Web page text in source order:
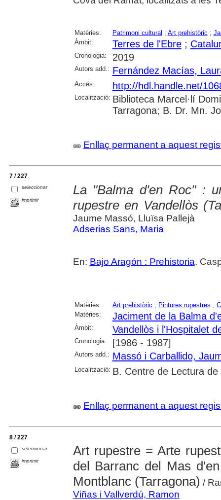
Matèries: Patrimoni cultural ; Art prehistòric ;
Àmbit:
Terres de l'Ebre;
Cronologia: 2019
Autors add.: Fernández Macías,
Accés: http://hdl.handle.net/
Localització: Biblioteca Marcel·lí
Tarragona; B. Dr. Mn.
Enllaç permanent a aquest
7 / 227
seleccionar
imprimir
La "Balma d'en Roc" :
rupestre en Vandellòs
Jaume Massó, Lluïsa Pallejà
Adserias Sans, Maria
En: Bajo Aragón : Prehistoria.
Matèries: Art prehistòric ; Pintures rupestres ;
Matèries:
Jaciment de la Balma
Àmbit: Vandellòs i l'Hospitalet
Cronologia: [1986 - 1987]
Autors add.: Massó i Carballido,
Localització: B. Centre de Lectura
Enllaç permanent a aquest
8 / 227
seleccionar
imprimir
Art rupestre = Arte
del Barranc del Mas
Montblanc (Tarragona) /
Viñas i Vallverdú, Ramon